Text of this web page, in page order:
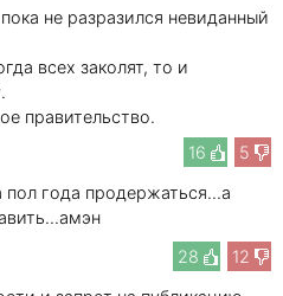
не разразился невиданный
всех заколят, то и
правительство.
16
5
года продержаться...а
28
12